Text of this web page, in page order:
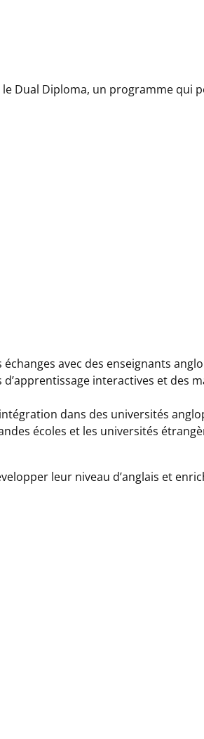
Dual Diploma, un programme qui
avec des enseignants
interactives et des
dans des universités
écoles et les universités
leur niveau d’anglais et